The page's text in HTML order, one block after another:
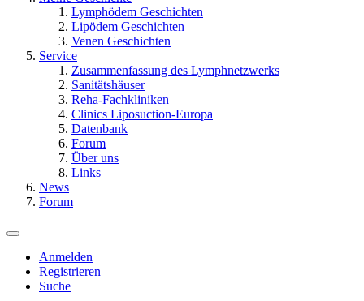
Lymphödem Geschichten
Lipödem Geschichten
Venen Geschichten
Service
Zusammenfassung des Lymphnetzwerks
Sanitätshäuser
Reha-Fachkliniken
Clinics Liposuction-Europa
Datenbank
Forum
Über uns
Links
News
Forum
Anmelden
Registrieren
Suche